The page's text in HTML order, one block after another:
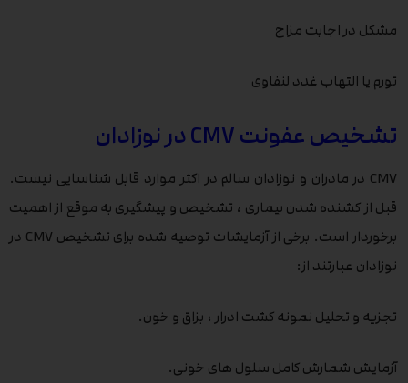
مشکل در اجابت مزاج
تورم یا التهاب غدد لنفاوی
تشخیص عفونت CMV در نوزادان
CMV در مادران و نوزادان سالم در اکثر موارد قابل شناسایی نیست.
قبل از کشنده شدن بیماری ، تشخیص و پیشگیری به موقع از اهمیت
برخوردار است. برخی از آزمایشات توصیه شده برای تشخیص CMV در
نوزادان عبارتند از:
تجزیه و تحلیل نمونه کشت ادرار ، بزاق و خون.
آزمایش شمارش کامل سلول های خونی.